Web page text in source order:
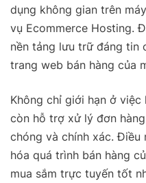
dụng không gian trên
vụ Ecommerce Hosting.
nền tảng lưu trữ đáng tin
trang web bán hàng của
Không chỉ giới hạn ở
còn hỗ trợ xử lý đơn
chóng và chính xác. Điều
hóa quá trình bán hàng
mua sắm trực tuyến tốt